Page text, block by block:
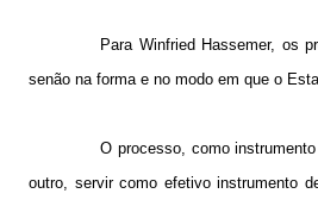
Para Winfried Hassemer, os
senão na forma e no modo em que o
O processo, como
outro, servir como efetivo instrumento